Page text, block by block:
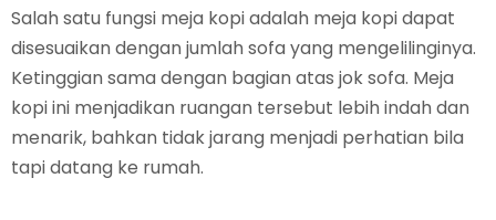
Salah satu fungsi meja kopi adalah meja kopi dapat
disesuaikan dengan jumlah sofa yang mengelilinginya.
Ketinggian sama dengan bagian atas jok sofa. Meja
kopi ini menjadikan ruangan tersebut lebih indah dan
menarik, bahkan tidak jarang menjadi perhatian bila
tapi datang ke rumah.